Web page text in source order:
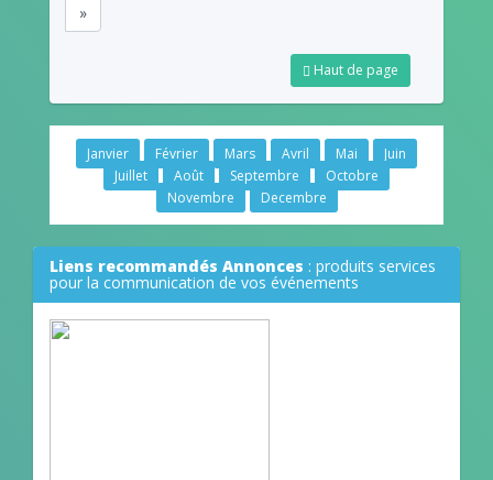
»
Haut de page
Janvier Février Mars Avril Mai
Juin
Juillet
Août Septembre
Octobre
Novembre
Decembre
Liens recommandés Annonces : produits services
pour la communication de vos événements